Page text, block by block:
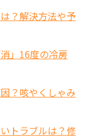
？解決方法や予
」16度の冷房
？咳やくしゃみ
トラブルは？修